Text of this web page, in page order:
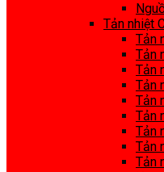
Tản nhiệt
Tản
Tản
Tản
Tản
Tản
Tản
Tản
Tản
Tản